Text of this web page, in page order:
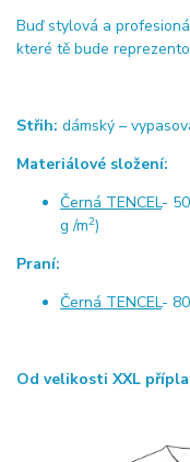
Buď stylová a
které tě bude
Střih: dámský –
Materiálové složení:
Černá TENCEL-
g /m2)
Praní:
Černá TENCEL-
Od velikosti XXL